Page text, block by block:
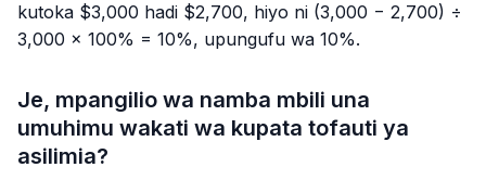
kutoka $3,000 hadi $2,700, hiyo ni (3,000 − 2,700) ÷
3,000 × 100% = 10%, upungufu wa 10%.
Je, mpangilio wa namba mbili una
umuhimu wakati wa kupata tofauti ya
asilimia?